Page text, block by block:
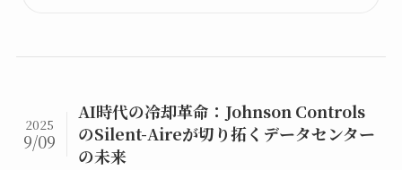
AI時代の冷却革命：Johnson Controls
のSilent-Aireが切り拓くデータセンター
の未来
2025
9/09